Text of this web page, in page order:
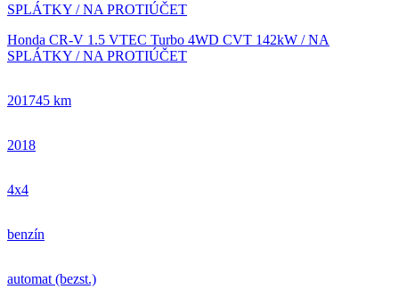
Honda CR-V 1.5 VTEC Turbo 4WD CVT 142kW / NA
SPLÁTKY / NA PROTIÚČET
201745 km
2018
4x4
benzín
automat (bezst.)